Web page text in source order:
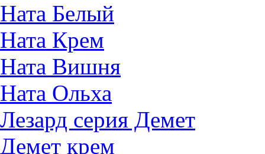
Ната Белый
Ната Крем
Ната Вишня
Ната Ольха
Лезард серия Демет
Демет крем